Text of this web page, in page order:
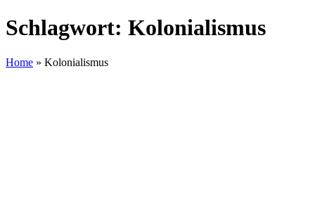
Schlagwort: Kolonialismus
Home » Kolonialismus